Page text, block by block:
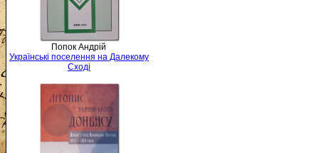
Попок Андрій
Українські поселення на Далекому
Сході